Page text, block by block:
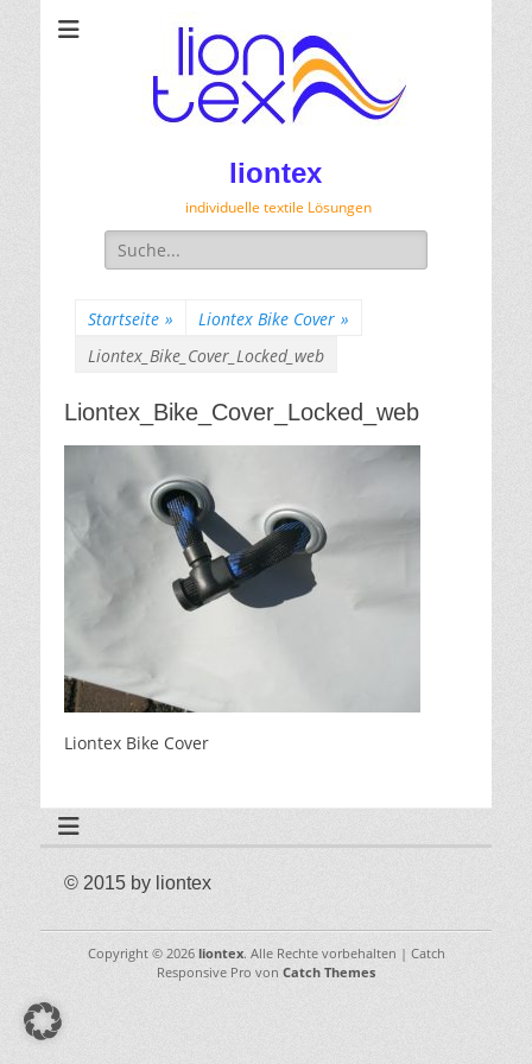
liontex
individuelle textile Lösungen
Suche
für:
Startseite » Liontex Bike Cover »
Liontex_Bike_Cover_Locked_web
Liontex_Bike_Cover_Locked_web
Liontex Bike Cover
© 2015 by liontex
Copyright © 2026 liontex. Alle Rechte vorbehalten | Catch
Responsive Pro von Catch Themes